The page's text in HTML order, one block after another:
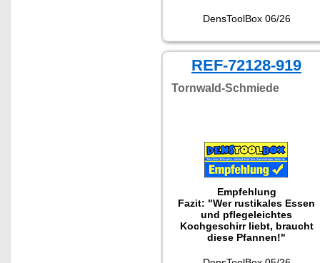
DensToolBox 06/26
REF-72128-919
Tornwald-Schmiede
Empfehlung
Fazit: "Wer rustikales Essen
und pflegeleichtes
Kochgeschirr liebt, braucht
diese Pfannen!"